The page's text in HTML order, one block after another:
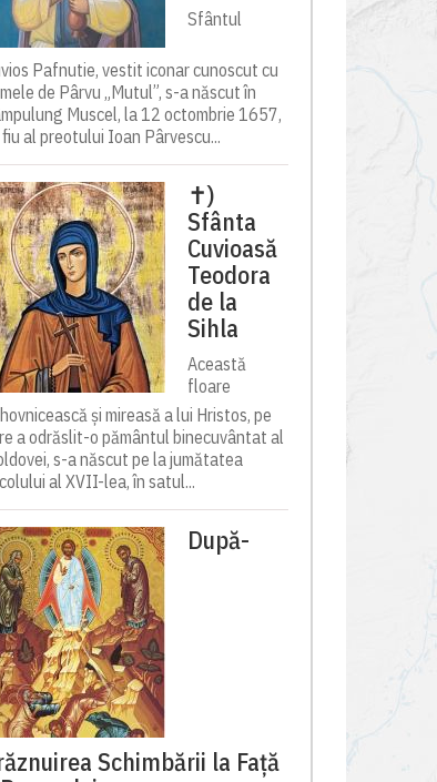
Sfântul
Pafnutie, vestit iconar cunoscut cu
de Pârvu „Mutul”, s-a născut în
Muscel, la 12 octombrie 1657,
al preotului Ioan Pârvescu...
✝)
Sfânta
Cuvioasă
Teodora
de la
Sihla
Această
floare
și mireasă a lui Hristos, pe
a odrăslit-o pământul binecuvântat al
s-a născut pe la jumătatea
al XVII-lea, în satul...
După-
Schimbării la Față